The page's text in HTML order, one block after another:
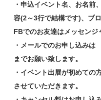
・申込イベント名、お名前
容(2～3行で結構です)、ブ
FBでのお友達はメッセンジ
・メールでのお申し込みは
までお願い致します。
・イベント出展が初めての
させていただきます。